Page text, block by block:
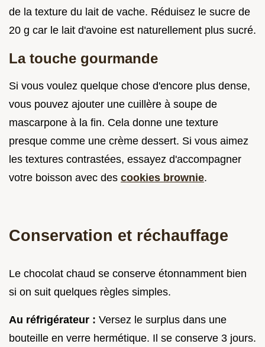
de la texture du lait de vache. Réduisez le sucre de
20 g car le lait d'avoine est naturellement plus sucré.
La touche gourmande
Si vous voulez quelque chose d'encore plus dense,
vous pouvez ajouter une cuillère à soupe de
mascarpone à la fin. Cela donne une texture
presque comme une crème dessert. Si vous aimez
les textures contrastées, essayez d'accompagner
votre boisson avec des cookies brownie.
Conservation et réchauffage
Le chocolat chaud se conserve étonnamment bien
si on suit quelques règles simples.
Au réfrigérateur : Versez le surplus dans une
bouteille en verre hermétique. Il se conserve 3 jours.